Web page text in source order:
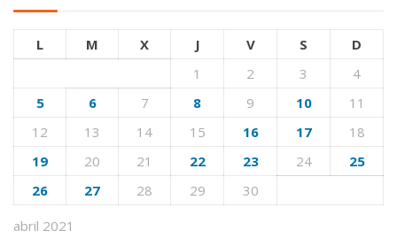
abril 2021
L M X J V S
D
1
2 3
4
5
6 7 8 9 10
11
12
13 14 15 16 17
18
19
20 21 22 23 24
25
26
27 28 29 30